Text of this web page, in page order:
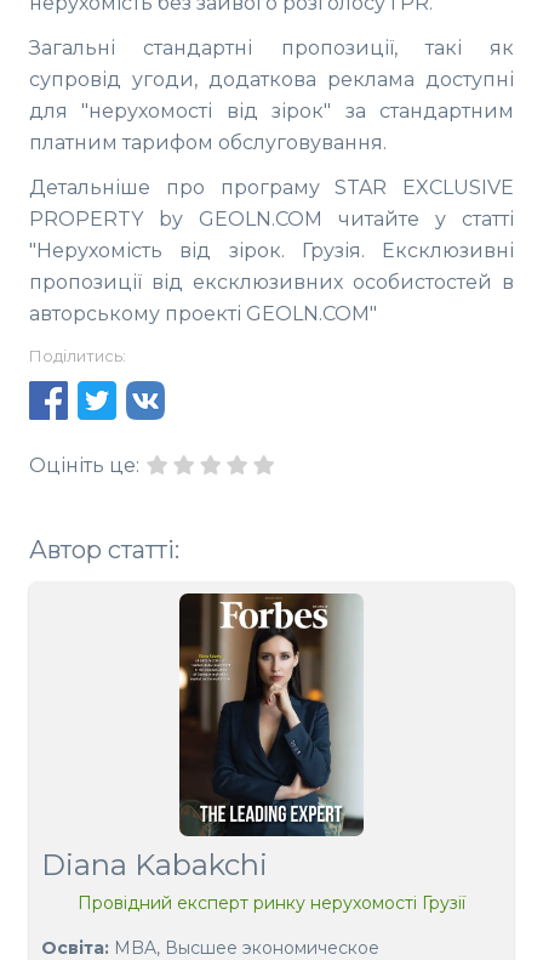
Загальні стандартні пропозиції, такі як
супровід угоди, додаткова реклама доступні
для "нерухомості від зірок" за стандартним
платним тарифом обслуговування.
Детальніше про програму STAR EXCLUSIVE
PROPERTY by GEOLN.COM читайте у статті
"Нерухомість від зірок. Грузія. Ексклюзивні
пропозиції від ексклюзивних особистостей в
авторському проекті GEOLN.COM"
Поділитись:
Оцініть це:
Автор статті:
Diana Kabakchi
Провідний експерт ринку нерухомості Грузії
Освіта: MBA, Высшее экономическое